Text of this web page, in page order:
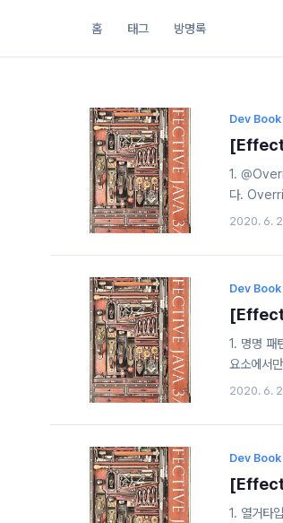
홈 태그 방명록
Dev
1.
다.
러가 잘못
바른지 재
2020. 6.
Dev
1. 명명 패
요소에서
그램 요소
Test { }
2020. 6.
Dev
1. 열거타